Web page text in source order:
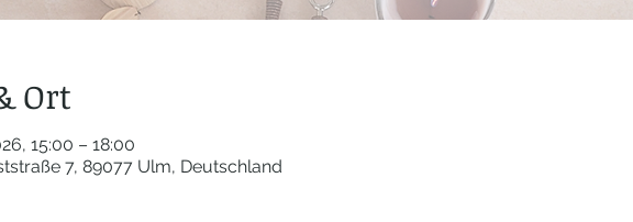
Ort
15:00 – 18:00
7, 89077 Ulm, Deutschland